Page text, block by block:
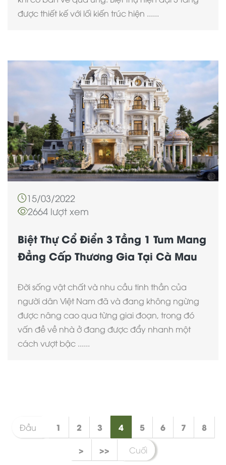
được thiết kế với lối kiến trúc hiện ......
15/03/2022
2664 lượt xem
Biệt Thự Cổ Điển 3 Tầng 1 Tum Mang
Đẳng Cấp Thương Gia Tại Cà Mau
Đời sống vật chất và nhu cầu tinh thần của
người dân Việt Nam đã và đang không ngừng
được nâng cao qua từng giai đoạn, trong đó
vấn đề về nhà ở đang được đẩy nhanh một
cách vượt bậc ......
Đầu 1 2 3 4 5 6 7
8
>
>> Cuối